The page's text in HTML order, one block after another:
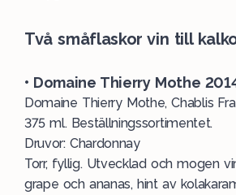
Två småflaskor vin till
• Domaine Thierry Mothe
Domaine Thierry Mothe, Chablis
375 ml. Beställningssortimentet.
Druvor: Chardonnay
Torr, fyllig. Utvecklad och mogen
grape och ananas, hint av